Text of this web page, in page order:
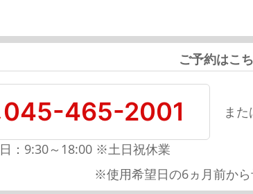
ご予約はこ
045-465-2001
：9:30～18:00 ※土日祝休業
また
※使用希望日の6ヵ月前から